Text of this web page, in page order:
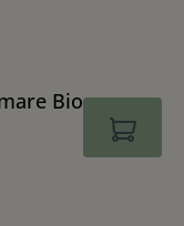
Bio